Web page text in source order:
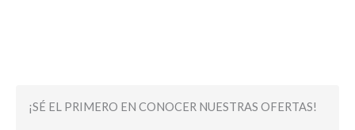
¡SÉ EL PRIMERO EN CONOCER NUESTRAS OFERTAS!